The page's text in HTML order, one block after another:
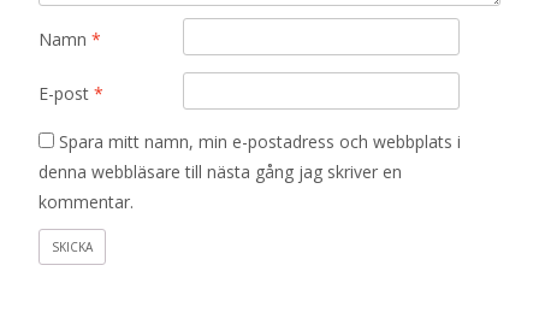
Namn *
E-post *
Spara mitt namn, min e-postadress och webbplats i
denna webbläsare till nästa gång jag skriver en
kommentar.